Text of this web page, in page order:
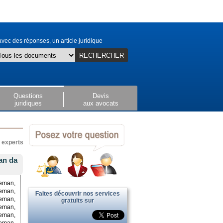
des réponses, un article juridique
RECHERCHER
Questions
juridiques
Devis
aux avocats
experts
da
Faites découvrir nos services
gratuits sur